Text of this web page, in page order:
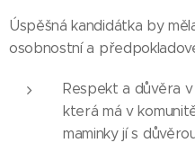
Úspěšná kandidátka by
osobnostní a
Respekt a důvěra v
která má v
maminky jí s